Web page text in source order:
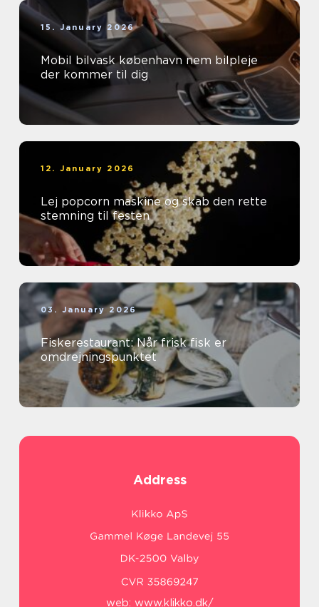
15. January 2026
Mobil bilvask københavn nem bilpleje
der kommer til dig
12. January 2026
Lej popcorn maskine og skab den rette
stemning til festen
03. January 2026
Fiskerestaurant: Når frisk fisk er
omdrejningspunktet
Address
web: www.klikko.dk/